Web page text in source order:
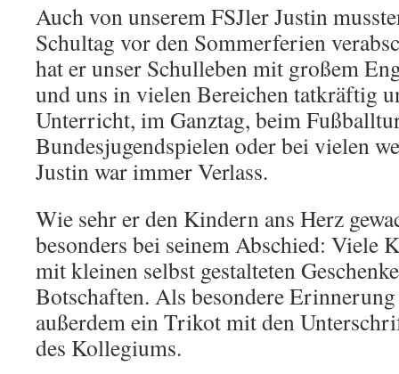
Auch von unserem FSJler Justin
Schultag vor den Sommerferien
hat er unser Schulleben mit großem
und uns in vielen Bereichen tatkräftig
Unterricht, im Ganztag, beim
Bundesjugendspielen oder bei vielen
Justin war immer Verlass.
Wie sehr er den Kindern ans Herz
besonders bei seinem Abschied: Viele
mit kleinen selbst gestalteten
Botschaften. Als besondere
außerdem ein Trikot mit den
des Kollegiums.